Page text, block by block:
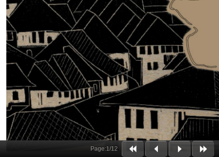
Page:1/12